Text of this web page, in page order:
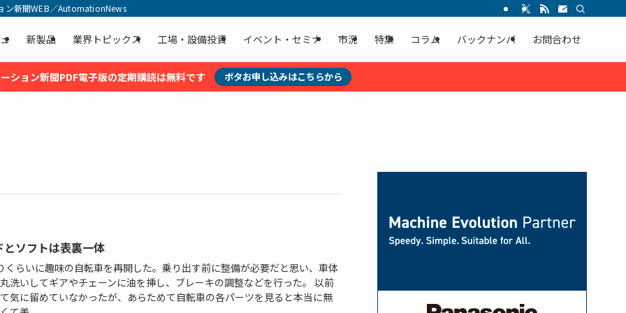
ン新聞WEB／AutomationNews
新製品 業界トピックス 工場・設備投資 イベント・セミナ 市況 特集 コラム バックナンバ お問合わせ
ション新聞PDF電子版の定期購読は無料です ボタお申し込みはこちらから
とソフトは表裏一体
くらいに趣味の自転車を再開した。乗り出す前に整備が必要だと思い、車体
洗いしてギアやチェーンに油を挿し、ブレーキの調整などを行った。 以前
気に留めていなかったが、あらためて自転車の各パーツを見ると本当に無